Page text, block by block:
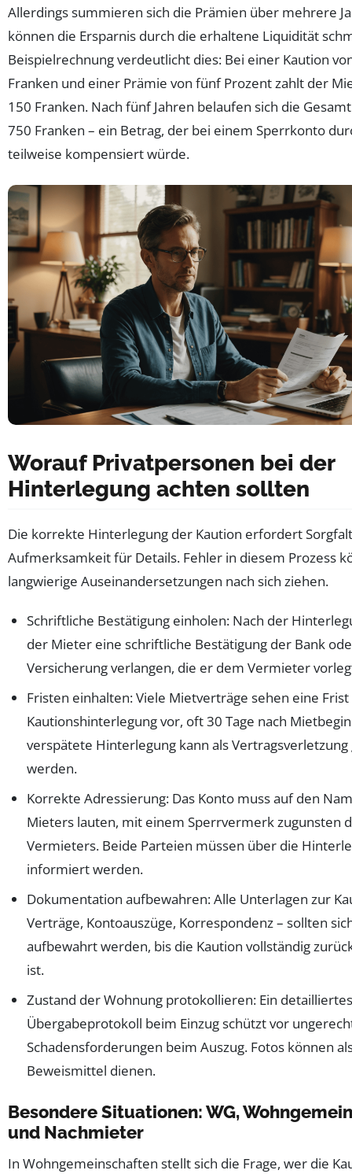
Allerdings summieren sich die Prämien über mehrere
können die Ersparnis durch die erhaltene Liquidität
Beispielrechnung verdeutlicht dies: Bei einer Kaution
Franken und einer Prämie von fünf Prozent zahlt der
150 Franken. Nach fünf Jahren belaufen sich die
750 Franken – ein Betrag, der bei einem Sperrkonto
teilweise kompensiert würde.
Worauf Privatpersonen bei der
Hinterlegung achten sollten
Die korrekte Hinterlegung der Kaution erfordert
Aufmerksamkeit für Details. Fehler in diesem Prozess
langwierige Auseinandersetzungen nach sich ziehen.
Schriftliche Bestätigung einholen: Nach der
der Mieter eine schriftliche Bestätigung der Bank
Versicherung verlangen, die er dem Vermieter
Fristen einhalten: Viele Mietverträge sehen eine
Kautionshinterlegung vor, oft 30 Tage nach
verspätete Hinterlegung kann als
werden.
Korrekte Adressierung: Das Konto muss auf den
Mieters lauten, mit einem Sperrvermerk zugunsten
Vermieters. Beide Parteien müssen über die
informiert werden.
Dokumentation aufbewahren: Alle Unterlagen zur
Verträge, Kontoauszüge, Korrespondenz – sollten
aufbewahrt werden, bis die Kaution vollständig
ist.
Zustand der Wohnung protokollieren: Ein detailliertes
Übergabeprotokoll beim Einzug schützt vor
Schadensforderungen beim Auszug. Fotos können
Beweismittel dienen.
Besondere Situationen: WG,
und Nachmieter
In Wohngemeinschaften stellt sich die Frage, wer die